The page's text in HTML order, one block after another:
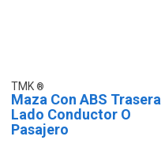
TMK
Maza Con ABS Trasera
Lado Conductor O
Pasajero